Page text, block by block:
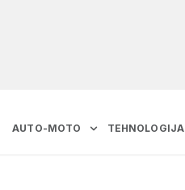
AUTO-MOTO TEHNOLOGIJA